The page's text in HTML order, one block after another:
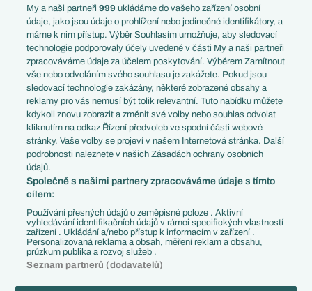
Témata
Představení týmů MS
EuroSkauting
PL v kostce
Evropské koeficienty
Přestupy
Přestupové spekulace
Zranění
Kluby
Arsenal FC
Chelsea FC
Manchester United
AC Milán
Juventus FC
Bayern Mnichov
FC Barcelona
Real Madrid
Francie
Itálie
Německo
Španělsko
Argentina
Brazílie
Přestupy
Zápasy
Livescore
Tipovací soutěž
My a naši partneři999 ukládáme do vašeho zařízení osobní
údaje, jako jsou údaje o prohlížení nebo jedinečné identifikátory, a
máme k nim přístup. Výběr Souhlasím umožňuje, aby sledovací
technologie podporovaly účely uvedené v části My a naši partneři
zpracováváme údaje za účelem poskytování. Výběrem Zamítnout
vše nebo odvoláním svého souhlasu je zakážete. Pokud jsou
sledovací technologie zakázány, některé zobrazené obsahy a
reklamy pro vás nemusí být tolik relevantní. Tuto nabídku můžete
kdykoli znovu zobrazit a změnit své volby nebo souhlas odvolat
kliknutím na odkaz Řízení předvoleb ve spodní části webové
stránky. Vaše volby se projeví v našem Internetová stránka. Další
podrobnosti naleznete v našich Zásadách ochrany osobních
údajů.
Společně s našimi partnery zpracováváme údaje s tímto
cílem:
Používání přesných údajů o zeměpisné poloze . Aktivní
vyhledávání identifikačních údajů v rámci specifických vlastností
zařízení . Ukládání a/nebo přístup k informacím v zařízení .
Personalizovaná reklama a obsah, měření reklam a obsahu,
průzkum publika a rozvoj služeb .
Seznam partnerů (dodavatelů)